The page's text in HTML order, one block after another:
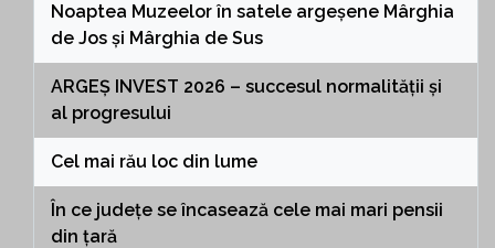
Noaptea Muzeelor în satele argeșene Mârghia
de Jos și Mârghia de Sus
ARGEȘ INVEST 2026 – succesul normalității și
al progresului
Cel mai rău loc din lume
În ce județe se încasează cele mai mari pensii
din țară